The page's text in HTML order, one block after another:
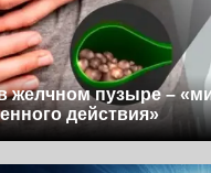
желчном пузыре –
действия»